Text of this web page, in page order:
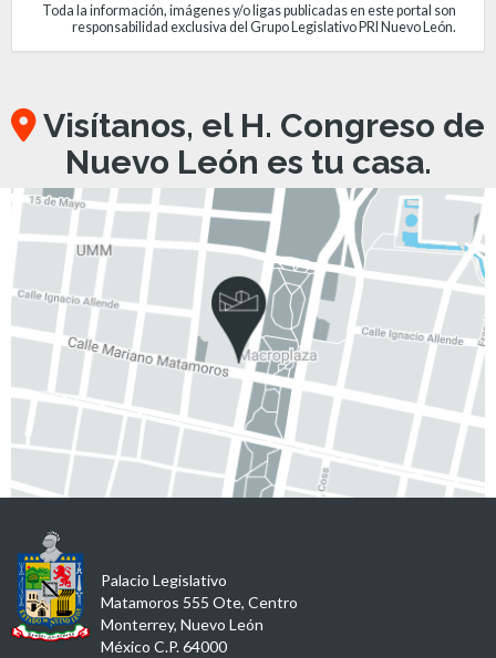
Toda la información, imágenes y/o ligas publicadas en este portal son
responsabilidad exclusiva del Grupo Legislativo PRI Nuevo León.
Visítanos, el H. Congreso de
Nuevo León es tu casa.
Palacio Legislativo
Matamoros 555 Ote, Centro
Monterrey, Nuevo León
México C.P. 64000